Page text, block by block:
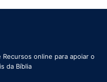
online para apoiar o
da Bíblia